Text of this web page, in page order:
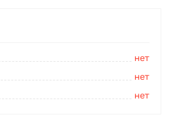
нет
нет
нет